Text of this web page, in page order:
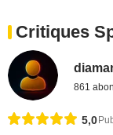
Critiques
861
5,0